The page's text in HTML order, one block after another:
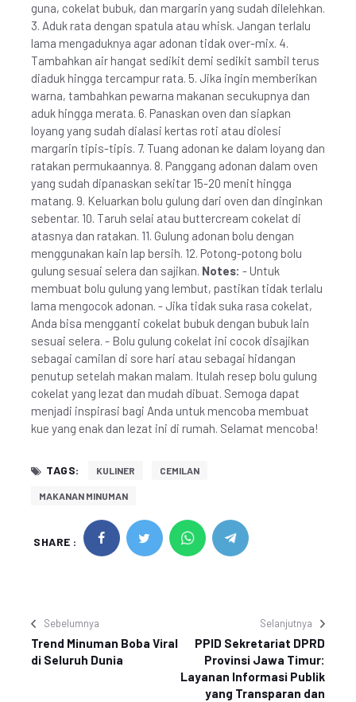
guna, cokelat bubuk, dan margarin yang sudah dilelehkan.
3. Aduk rata dengan spatula atau whisk. Jangan terlalu
lama mengaduknya agar adonan tidak over-mix. 4.
Tambahkan air hangat sedikit demi sedikit sambil terus
diaduk hingga tercampur rata. 5. Jika ingin memberikan
warna, tambahkan pewarna makanan secukupnya dan
aduk hingga merata. 6. Panaskan oven dan siapkan
loyang yang sudah dialasi kertas roti atau diolesi
margarin tipis-tipis. 7. Tuang adonan ke dalam loyang dan
ratakan permukaannya. 8. Panggang adonan dalam oven
yang sudah dipanaskan sekitar 15-20 menit hingga
matang. 9. Keluarkan bolu gulung dari oven dan dinginkan
sebentar. 10. Taruh selai atau buttercream cokelat di
atasnya dan ratakan. 11. Gulung adonan bolu dengan
menggunakan kain lap bersih. 12. Potong-potong bolu
gulung sesuai selera dan sajikan. Notes: - Untuk
membuat bolu gulung yang lembut, pastikan tidak terlalu
lama mengocok adonan. - Jika tidak suka rasa cokelat,
Anda bisa mengganti cokelat bubuk dengan bubuk lain
sesuai selera. - Bolu gulung cokelat ini cocok disajikan
sebagai camilan di sore hari atau sebagai hidangan
penutup setelah makan malam. Itulah resep bolu gulung
cokelat yang lezat dan mudah dibuat. Semoga dapat
menjadi inspirasi bagi Anda untuk mencoba membuat
kue yang enak dan lezat ini di rumah. Selamat mencoba!
TAGS: KULINER CEMILAN
MAKANAN MINUMAN
SHARE :
Sebelumnya
Trend Minuman Boba Viral
di Seluruh Dunia
Selanjutnya
PPID Sekretariat DPRD
Provinsi Jawa Timur:
Layanan Informasi Publik
yang Transparan dan